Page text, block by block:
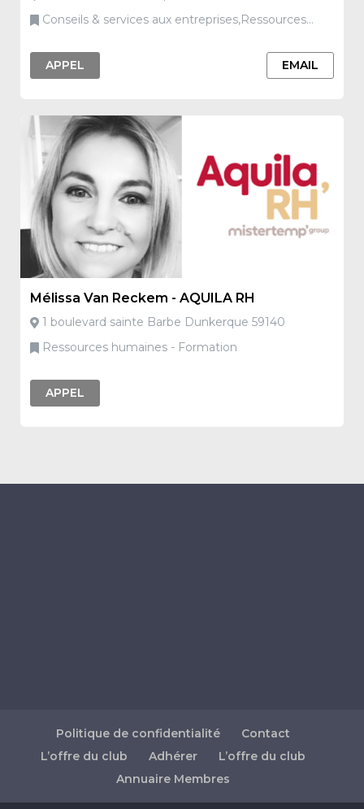
Conseils & services aux entreprises,Ressources
APPEL
EMAIL
Mélissa Van Reckem - AQUILA RH
1 boulevard sainte Barbe Dunkerque 59140
Ressources humaines - Formation
APPEL
Politique de confidentialité
Contact
L’offre du club
Adhérer
L’offre du club
Annuaire Membres